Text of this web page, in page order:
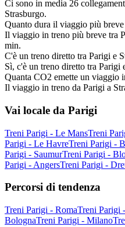
Ci sono in media 26
Strasburgo.
Quanto dura il viaggio più
Il viaggio in treno più breve tra
min.
C'è un treno diretto tra Parigi e
Sì, c'è un treno diretto tra Parigi
Quanta CO2 emette un viaggio
Il viaggio in treno da Parigi a
Vai locale da Parigi
Treni Parigi - Le MansTreni
Parigi - Le HavreTreni Parigi -
Parigi - SaumurTreni Parigi -
Parigi - AngersTreni Parigi -
Percorsi di tendenza
Treni Parigi - RomaTreni Parigi
BolognaTreni Parigi - Milano